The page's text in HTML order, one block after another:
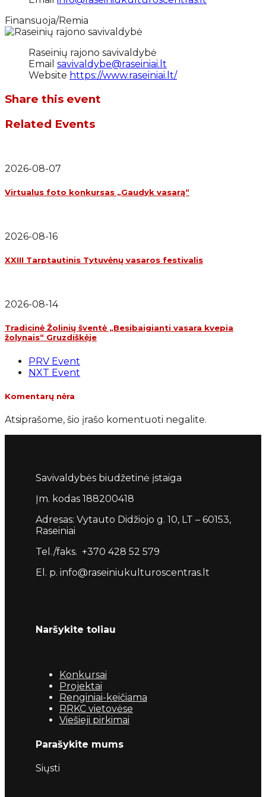
Finansuoja/Remia
Raseinių rajono savivaldybė
Email savivaldybe@raseiniai.lt
Website https://www.raseiniai.lt/
Share this event
Related Events
2026-08-07
Virtualus foto konkursas „Gaudyk vasarą“
2026-08-16
XXIII Tarptautinis Tytuvėnų vasaros festivalis
2026-08-14
Tradicinė Žolinių šventė „Besibaigianti vasara kvepia
žolynais“ Gruzdiškėje
PRV Event
NXT Event
Komentarų nėra
Atsiprašome, šio įrašo komentuoti negalite.
Savivaldybės biudžetinė įstaiga
Įm. kodas 188200418
Adresas: Vytauto Didžiojo g. 10, LT – 60153,
Raseiniai
Tel./faks. +370 428 52 579
El. p. info@raseiniukulturoscentras.lt
Naršykite toliau
Konkursai
Projektai
Renginiai-keičiama
RRKC vietovėse
Viešieji pirkimai
Parašykite mums
Siųsti